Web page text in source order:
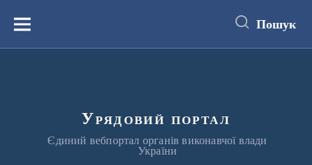
вмістуМеню Пошук
Урядовий портал
Єдиний вебпортал органів виконавчої влади
України